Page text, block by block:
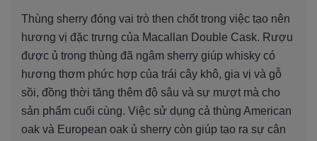
Thùng sherry đóng vai trò then chốt trong việc tạo nên
hương vị đặc trưng của Macallan Double Cask. Rượu
được ủ trong thùng đã ngâm sherry giúp whisky có
hương thơm phức hợp của trái cây khô, gia vị và gỗ
sồi, đồng thời tăng thêm độ sâu và sự mượt mà cho
sản phẩm cuối cùng. Việc sử dụng cả thùng American
oak và European oak ủ sherry còn giúp tạo ra sự cân